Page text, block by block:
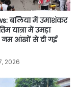
बलिया में उमाशंकर
यात्रा में उमड़ा
आंखों से दी गई
2026